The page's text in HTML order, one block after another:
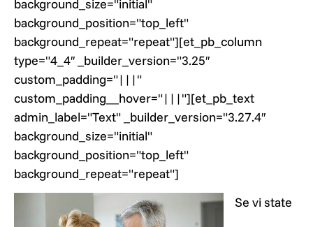
background_size="initial"
background_position="top_left"
background_repeat="repeat"][et_pb_column
type="4_4″ _builder_version="3.25″
custom_padding="|||"
custom_padding__hover="|||"][et_pb_text
admin_label="Text" _builder_version="3.27.4″
background_size="initial"
background_position="top_left"
background_repeat="repeat"]
Se vi state